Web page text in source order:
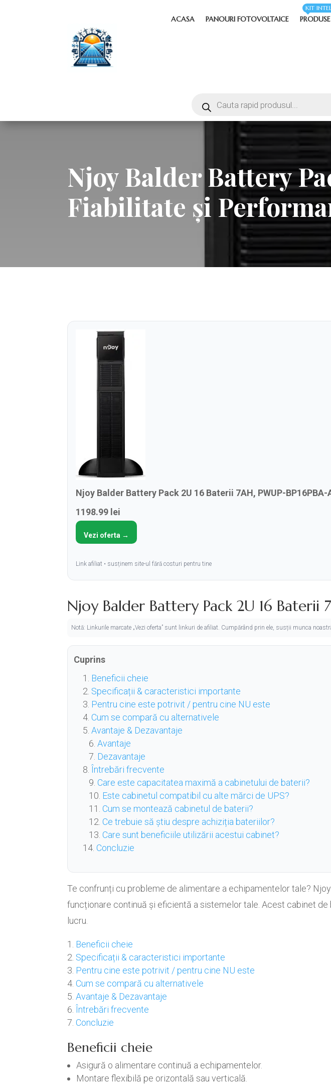
ACASA PANOURI FOTOVOLTAICE PRODUSE
KIT
Njoy Balder Battery
Fiabilitate și
Njoy Balder Battery Pack 2U 16 Baterii 7AH, PWUP-
1198.99 lei
Vezi oferta →
Link afiliat • susținem site-ul fără costuri pentru tine
Njoy Balder Battery Pack 2U 16 Baterii
Notă: Linkurile marcate „Vezi oferta” sunt linkuri de afiliat. Cumpărând prin ele, susții munca
Cuprins
Beneficii cheie
Specificații & caracteristici importante
Pentru cine este potrivit / pentru cine NU este
Cum se compară cu alternativele
Avantaje & Dezavantaje
Avantaje
Dezavantaje
Întrebări frecvente
Care este capacitatea maximă a cabinetului de baterii?
Este cabinetul compatibil cu alte mărci de UPS?
Cum se montează cabinetul de baterii?
Ce trebuie să știu despre achiziția bateriilor?
Care sunt beneficiile utilizării acestui cabinet?
Concluzie
Te confrunți cu probleme de alimentare a echipamentelor tale?
funcționare continuă și eficientă a sistemelor tale. Acest cabinet
lucru.
Beneficii cheie
Specificații & caracteristici importante
Pentru cine este potrivit / pentru cine NU este
Cum se compară cu alternativele
Avantaje & Dezavantaje
Întrebări frecvente
Concluzie
Beneficii cheie
Asigură o alimentare continuă a echipamentelor.
Montare flexibilă pe orizontală sau verticală.